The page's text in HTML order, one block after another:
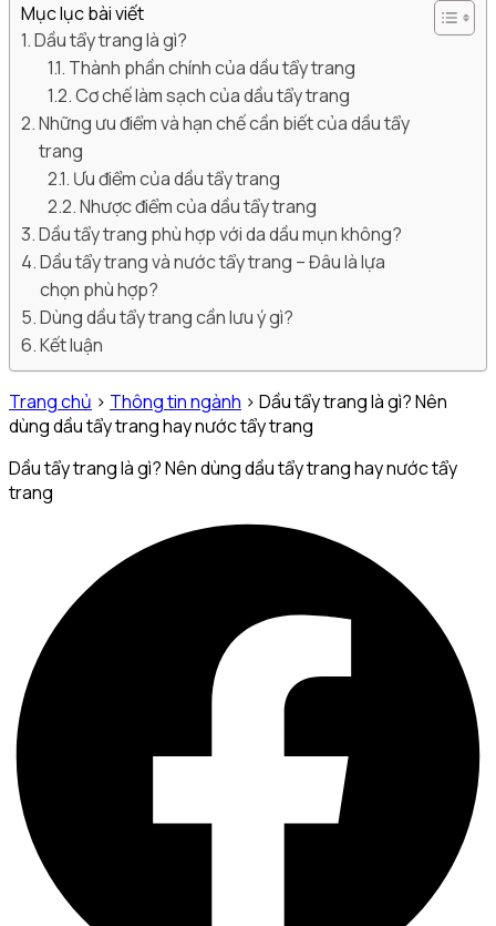
Mục lục bài viết
Dầu tẩy trang là gì?
Thành phần chính của dầu tẩy trang
Cơ chế làm sạch của dầu tẩy trang
Những ưu điểm và hạn chế cần biết của dầu tẩy
trang
Ưu điểm của dầu tẩy trang
Nhược điểm của dầu tẩy trang
Dầu tẩy trang phù hợp với da dầu mụn không?
Dầu tẩy trang và nước tẩy trang – Đâu là lựa
chọn phù hợp?
Dùng dầu tẩy trang cần lưu ý gì?
Kết luận
Trang chủ > Thông tin ngành > Dầu tẩy trang là gì? Nên
dùng dầu tẩy trang hay nước tẩy trang
Dầu tẩy trang là gì? Nên dùng dầu tẩy trang hay nước tẩy
trang